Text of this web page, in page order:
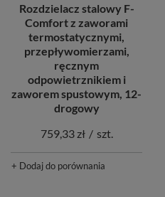
Rozdzielacz stalowy F-
Comfort z zaworami
termostatycznymi,
przepływomierzami,
ręcznym
odpowietrznikiem i
zaworem spustowym, 12-
drogowy
759,33 zł / szt.
+ Dodaj do porównania